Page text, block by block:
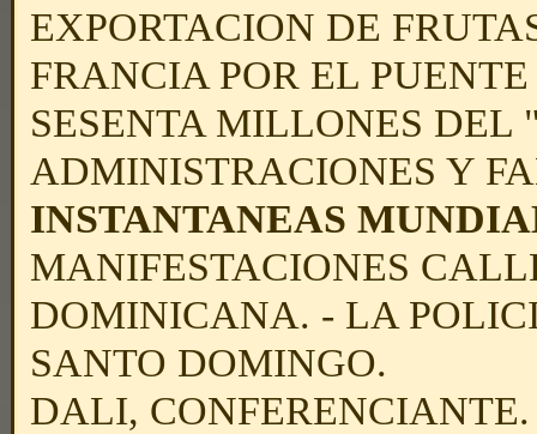
EXPORTACION DE
FRANCIA POR EL
SESENTA MILLONES
ADMINISTRACIONES Y
INSTANTANEAS
MANIFESTACIONES
DOMINICANA. - LA
SANTO DOMINGO.
DALI,